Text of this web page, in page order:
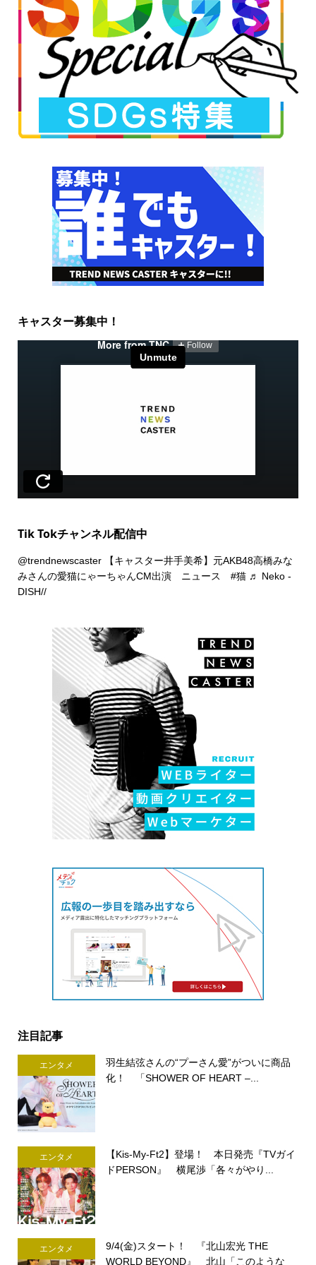
キャスター募集中！
Tik Tokチャンネル配信中
@trendnewscaster【キャスター井手美希】元AKB48高橋みな
みさんの愛猫にゃーちゃんCM出演 ニュース #猫 ♬ Neko -
DISH//
注目記事
エンタメ
羽生結弦さんの“プーさん愛”がついに商品
化！ 「SHOWER OF HEART –...
エンタメ
【Kis-My-Ft2】登場！ 本日発売『TVガイ
ドPERSON』 横尾渉「各々がやり...
エンタメ
9/4(金)スタート！ 『北山宏光 THE
WORLD BEYOND』 北山「このような